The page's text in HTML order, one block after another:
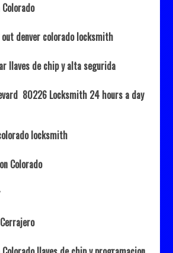
denver colorado locksmith
llaves de chip y alta segurida
80226 Locksmith 24 hours a day
locksmith
Colorado